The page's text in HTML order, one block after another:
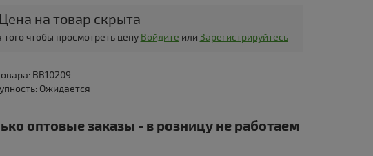
Цена на товар скрыта
того чтобы просмотреть цену Войдите или Зарегистрируйтесь
BB10209
Ожидается
оптовые заказы - в розницу не работаем